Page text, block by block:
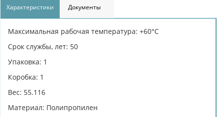
Характеристики Документы
Максимальная рабочая температура: +60°С
Срок службы, лет: 50
Упаковка: 1
Коробка: 1
Вес: 55.116
Материал: Полипропилен